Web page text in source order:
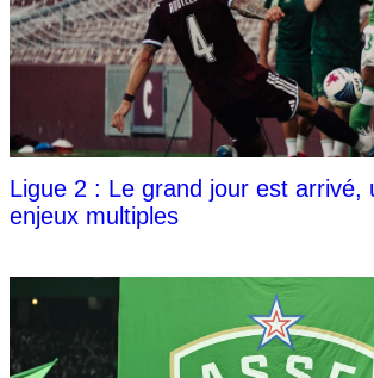
Ligue 2 : Le grand jour est arrivé,
enjeux multiples